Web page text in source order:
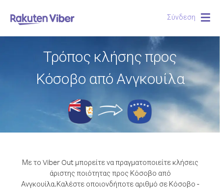
Σύνδεση
Τρόπος κλήσης προς
Κόσοβο από Ανγκουίλα
Με το Viber Out μπορείτε να πραγματοποιείτε κλήσεις
άριστης ποιότητας προς Κόσοβο από
Ανγκουίλα.Καλέστε οποιονδήποτε αριθμό σε Κόσοβο -